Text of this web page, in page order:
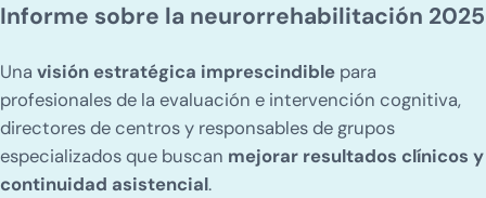
Informe sobre la neurorrehabilitación 2025
Unavisión estratégica imprescindible para
profesionales de la evaluación e intervención cognitiva,
directores de centros y responsables de grupos
especializados que buscan mejorar resultados clínicos y
continuidad asistencial.